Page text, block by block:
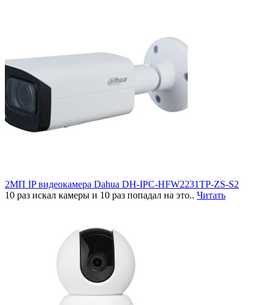
2МП IP видеокамера Dahua DH-IPC-HFW2231TP-ZS-S2
10 раз искал камеры и 10 раз попадал на это.. Читать